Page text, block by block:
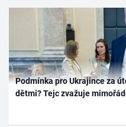
Podmínka pro Ukrajince za
dětmi? Tejc zvažuje